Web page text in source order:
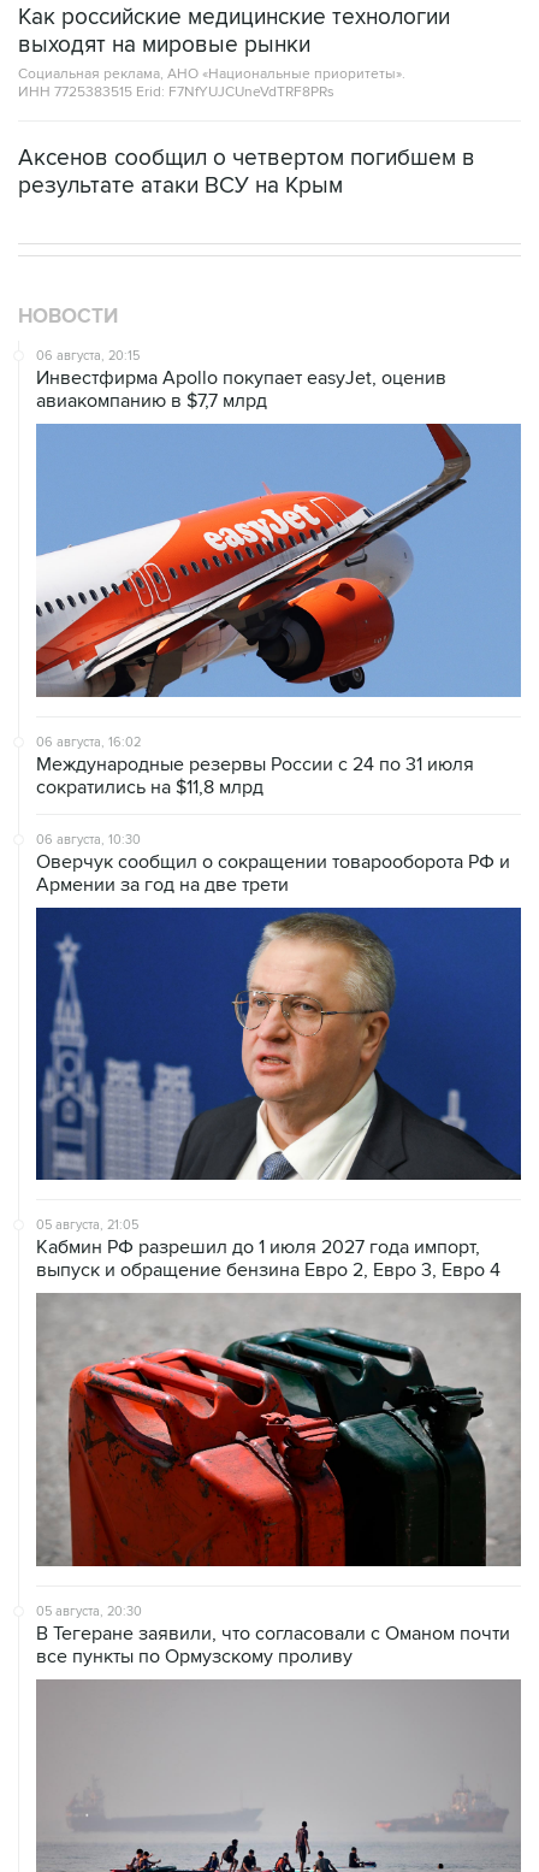
Как российские медицинские технологии
выходят на мировые рынки
Социальная реклама, АНО «Национальные приоритеты».
ИНН 7725383515 Erid: F7NfYUJCUneVdTRF8PRs
Аксенов сообщил о четвертом погибшем в
результате атаки ВСУ на Крым
НОВОСТИ
06 августа, 20:15
Инвестфирма Apollo покупает easyJet, оценив
авиакомпанию в $7,7 млрд
06 августа, 16:02
Международные резервы России с 24 по 31 июля
сократились на $11,8 млрд
06 августа, 10:30
Оверчук сообщил о сокращении товарооборота РФ и
Армении за год на две трети
05 августа, 21:05
Кабмин РФ разрешил до 1 июля 2027 года импорт,
выпуск и обращение бензина Евро 2, Евро 3, Евро 4
05 августа, 20:30
В Тегеране заявили, что согласовали с Оманом почти
все пункты по Ормузскому проливу